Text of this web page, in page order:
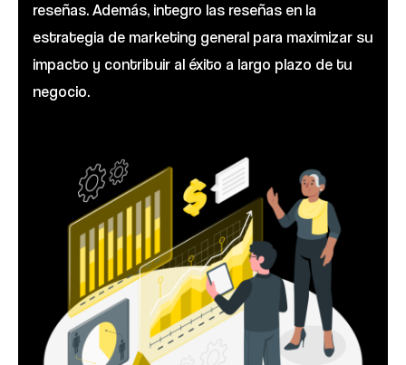
reseñas. Además, integro las reseñas en la
estrategia de marketing general para maximizar su
impacto y contribuir al éxito a largo plazo de tu
negocio.